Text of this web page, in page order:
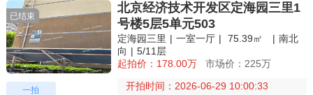
一拍
北京经济技术开发区定海园三里1
号楼5层5单元503
定海园三里 | 一室一厅 | 75.39㎡ | 南北
向 | 5/11层
起拍价：178.00万
市场价：225万
开拍时间：2026-06-29 10:00:33
已结束